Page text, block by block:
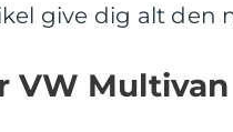
give dig alt den
VW